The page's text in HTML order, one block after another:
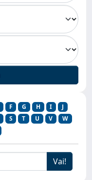
F G H I
J
S T U V
W